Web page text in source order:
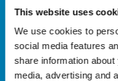
This website uses
We use cookies to
social media features
share information
media, advertising and
5
6